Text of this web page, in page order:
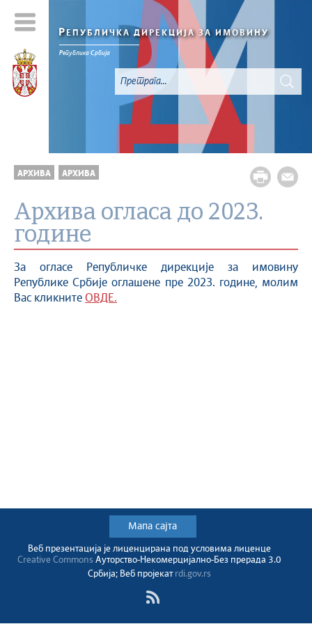
РЕПУБЛИЧКА ДИРЕКЦИЈА ЗА ИМОВИНУ
Република Србија
АРХИВА АРХИВА
Архива огласа до 2023.
године
За огласе Републичке дирекције за имовину
Републике Србије оглашене пре 2023. године, молим
Вас кликните ОВДЕ.
Мапа сајта
Веб презентација jе лиценциранa под условима лиценце
Creative CommonsАуторство-Некомерцијално-Без прерада 3.0
Србија; Веб пројекат rdi.gov.rs